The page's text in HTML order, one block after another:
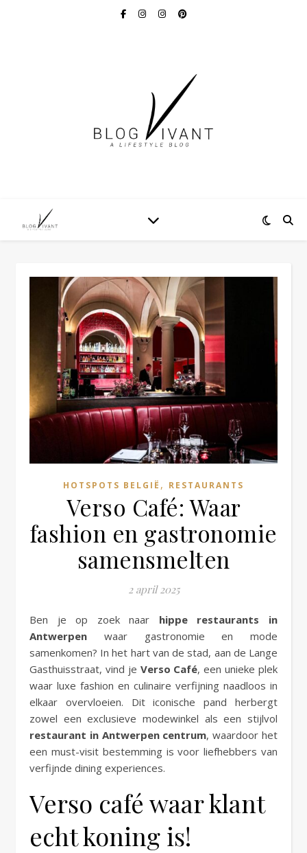
HOTSPOTS BELGIË , RESTAURANTS
Verso Café: Waar
fashion en gastronomie
samensmelten
2 april 2025
Ben je op zoek naar hippe restaurants in
Antwerpen waar gastronomie en mode
samenkomen? In het hart van de stad, aan de Lange
Gasthuisstraat, vind je Verso Café, een unieke plek
waar luxe fashion en culinaire verfijning naadloos in
elkaar overvloeien. Dit iconische pand herbergt
zowel een exclusieve modewinkel als een stijlvol
restaurant in Antwerpen centrum, waardoor het
een must-visit bestemming is voor liefhebbers van
verfijnde dining experiences.
Verso café waar klant
echt koning is!